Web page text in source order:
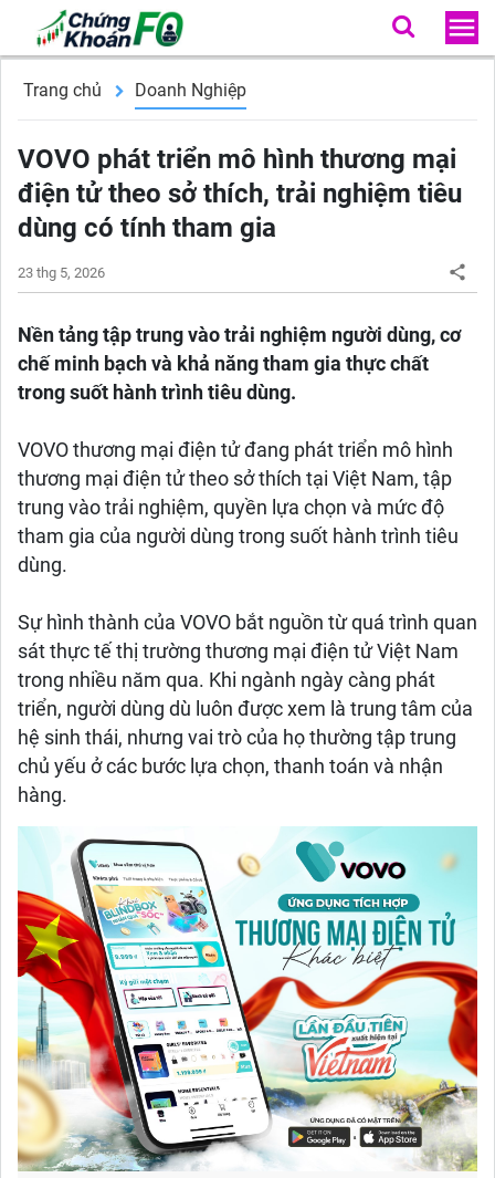
Trang chủ Doanh Nghiệp
VOVO phát triển mô hình thương mại
điện tử theo sở thích, trải nghiệm tiêu
dùng có tính tham gia
23 thg 5, 2026
Nền tảng tập trung vào trải nghiệm người dùng, cơ
chế minh bạch và khả năng tham gia thực chất
trong suốt hành trình tiêu dùng.
VOVO thương mại điện tử đang phát triển mô hình
thương mại điện tử theo sở thích tại Việt Nam, tập
trung vào trải nghiệm, quyền lựa chọn và mức độ
tham gia của người dùng trong suốt hành trình tiêu
dùng.
Sự hình thành của VOVO bắt nguồn từ quá trình quan
sát thực tế thị trường thương mại điện tử Việt Nam
trong nhiều năm qua. Khi ngành ngày càng phát
triển, người dùng dù luôn được xem là trung tâm của
hệ sinh thái, nhưng vai trò của họ thường tập trung
chủ yếu ở các bước lựa chọn, thanh toán và nhận
hàng.